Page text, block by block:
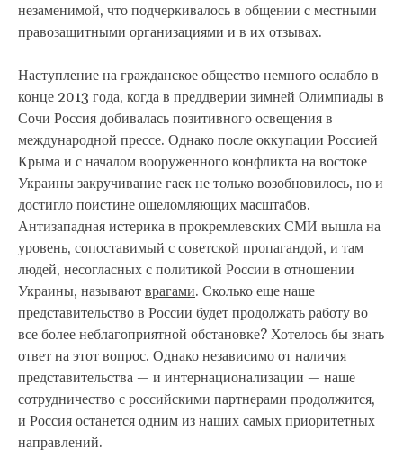
незаменимой, что подчеркивалось в общении с местными
правозащитными организациями и в их отзывах.
Наступление на гражданское общество немного ослабло в
конце 2013 года, когда в преддверии зимней Олимпиады в
Сочи Россия добивалась позитивного освещения в
международной прессе. Однако после оккупации Россией
Крыма и с началом вооруженного конфликта на востоке
Украины закручивание гаек не только возобновилось, но и
достигло поистине ошеломляющих масштабов.
Антизападная истерика в прокремлевских СМИ вышла на
уровень, сопоставимый с советской пропагандой, и там
людей, несогласных с политикой России в отношении
Украины, называют врагами. Сколько еще наше
представительство в России будет продолжать работу во
все более неблагоприятной обстановке? Хотелось бы знать
ответ на этот вопрос. Однако независимо от наличия
представительства — и интернационализации — наше
сотрудничество с российскими партнерами продолжится,
и Россия останется одним из наших самых приоритетных
направлений.